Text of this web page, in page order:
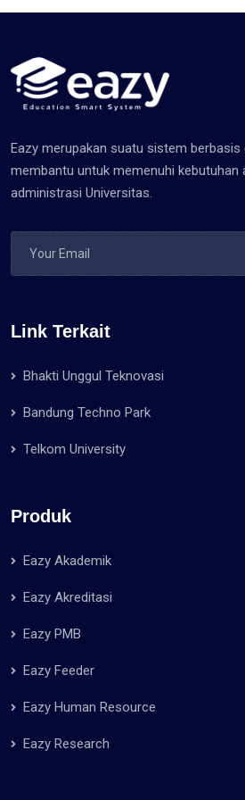
Eazy merupakan suatu sistem
membantu untuk memenuhi kebutuhan
administrasi Universitas.
Link Terkait
Bhakti Unggul Teknovasi
Bandung Techno Park
Telkom University
Produk
Eazy Akademik
Eazy Akreditasi
Eazy PMB
Eazy Feeder
Eazy Human Resource
Eazy Research